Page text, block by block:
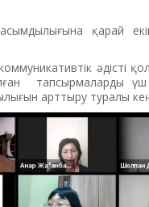
қарай
әдісті
тапсырмаларды үш
арттыру туралы